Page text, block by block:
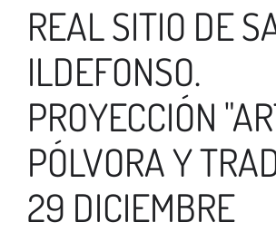
REAL SITIO DE
ILDEFONSO.
PROYECCIÓN
PÓLVORA Y
29 DICIEMBRE